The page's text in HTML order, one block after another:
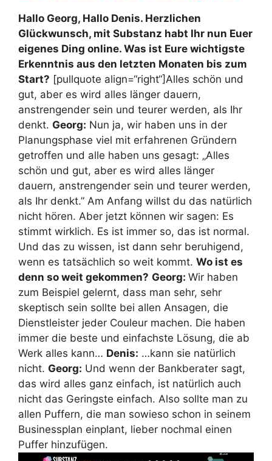
Hallo Georg, Hallo Denis. Herzlichen
Glückwunsch, mit Substanz habt Ihr nun Euer
eigenes Ding online. Was ist Eure wichtigste
Erkenntnis aus den letzten Monaten bis zum
Start? [pullquote align=“right“]Alles schön und
gut, aber es wird alles länger dauern,
anstrengender sein und teurer werden, als Ihr
denkt. Georg: Nun ja, wir haben uns in der
Planungsphase viel mit erfahrenen Gründern
getroffen und alle haben uns gesagt: „Alles
schön und gut, aber es wird alles länger
dauern, anstrengender sein und teurer werden,
als Ihr denkt.” Am Anfang willst du das natürlich
nicht hören. Aber jetzt können wir sagen: Es
stimmt wirklich. Es ist immer so, das ist normal.
Und das zu wissen, ist dann sehr beruhigend,
wenn es tatsächlich so weit kommt. Wo ist es
denn so weit gekommen? Georg: Wir haben
zum Beispiel gelernt, dass man sehr, sehr
skeptisch sein sollte bei allen Ansagen, die
Dienstleister jeder Couleur machen. Die haben
immer die beste und einfachste Lösung, die ab
Werk alles kann… Denis: …kann sie natürlich
nicht. Georg: Und wenn der Bankberater sagt,
das wird alles ganz einfach, ist natürlich auch
nicht das Geringste einfach. Also sollte man zu
allen Puffern, die man sowieso schon in seinem
Businessplan einplant, lieber nochmal einen
Puffer hinzufügen.